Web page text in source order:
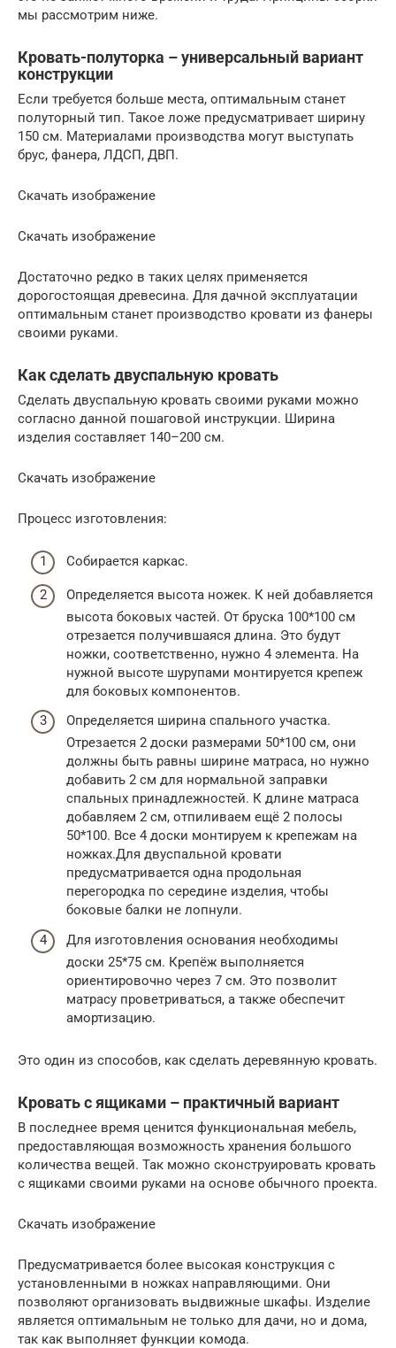
мы рассмотрим ниже.
Кровать-полуторка – универсальный вариант
конструкции
Если требуется больше места, оптимальным станет
полуторный тип. Такое ложе предусматривает ширину
150 см. Материалами производства могут выступать
брус, фанера, ЛДСП, ДВП.
Скачать изображение
Скачать изображение
Достаточно редко в таких целях применяется
дорогостоящая древесина. Для дачной эксплуатации
оптимальным станет производство кровати из фанеры
своими руками.
Как сделать двуспальную кровать
Сделать двуспальную кровать своими руками можно
согласно данной пошаговой инструкции. Ширина
изделия составляет 140–200 см.
Скачать изображение
Процесс изготовления:
Собирается каркас.
Определяется высота ножек. К ней добавляется
высота боковых частей. От бруска 100*100 см
отрезается получившаяся длина. Это будут
ножки, соответственно, нужно 4 элемента. На
нужной высоте шурупами монтируется крепеж
для боковых компонентов.
Определяется ширина спального участка.
Отрезается 2 доски размерами 50*100 см, они
должны быть равны ширине матраса, но нужно
добавить 2 см для нормальной заправки
спальных принадлежностей. К длине матраса
добавляем 2 см, отпиливаем ещё 2 полосы
50*100. Все 4 доски монтируем к крепежам на
ножках.Для двуспальной кровати
предусматривается одна продольная
перегородка по середине изделия, чтобы
боковые балки не лопнули.
Для изготовления основания необходимы
доски 25*75 см. Крепёж выполняется
ориентировочно через 7 см. Это позволит
матрасу проветриваться, а также обеспечит
амортизацию.
Это один из способов, как сделать деревянную кровать.
Кровать с ящиками – практичный вариант
В последнее время ценится функциональная мебель,
предоставляющая возможность хранения большого
количества вещей. Так можно сконструировать кровать
с ящиками своими руками на основе обычного проекта.
Скачать изображение
Предусматривается более высокая конструкция с
установленными в ножках направляющими. Они
позволяют организовать выдвижные шкафы. Изделие
является оптимальным не только для дачи, но и дома,
так как выполняет функции комода.